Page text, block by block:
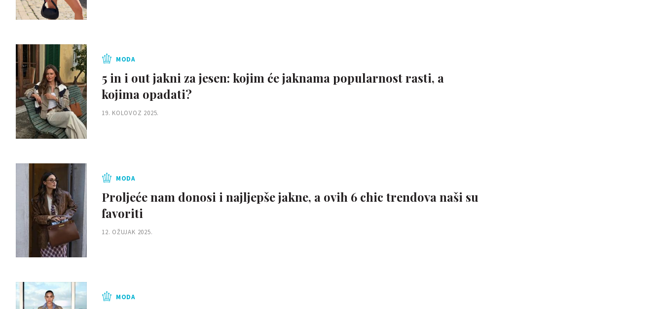
MODA
5 in i out jakni za jesen: kojim će jaknama popularnost rasti, a
kojima opadati?
19. KOLOVOZ 2025.
MODA
Proljeće nam donosi i najljepše jakne, a ovih 6 chic trendova naši su
favoriti
12. OŽUJAK 2025.
MODA